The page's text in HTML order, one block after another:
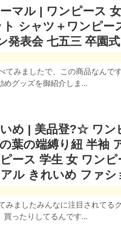
マル | ワンピース
シャツ＋ワンピー
発表会 七五三 卒園
てみましたで、この商品なんで
めグッズを御紹介しま...
め | 美品登?☆ ワン
葉の端縛り紐 半袖
ース 学生 女 ワン
ル きれいめ ファシ
みましたみんなに注目されてる
買ったりしてるんです...